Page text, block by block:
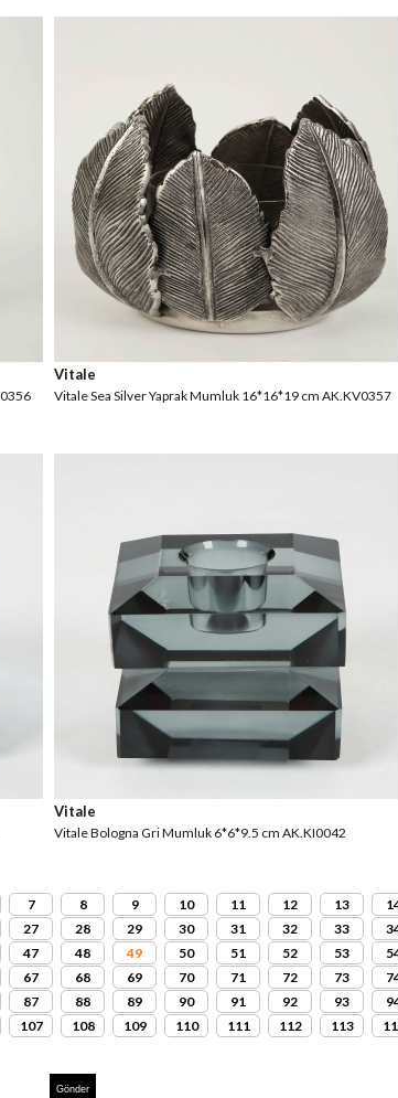
Vitale
Vitale Sea Silver Yaprak Mumluk 16*16*19 cm AK.KV0357
Vitale
Vitale Bologna Gri Mumluk 6*6*9.5 cm AK.KI0042
7 8 9 10 11 12 13
27 28 29 30 31 32 33
47 48 49 50 51 52 53
67 68 69 70 71 72 73
87 88 89 90 91 92 93
107 108 109 110 111 112 113